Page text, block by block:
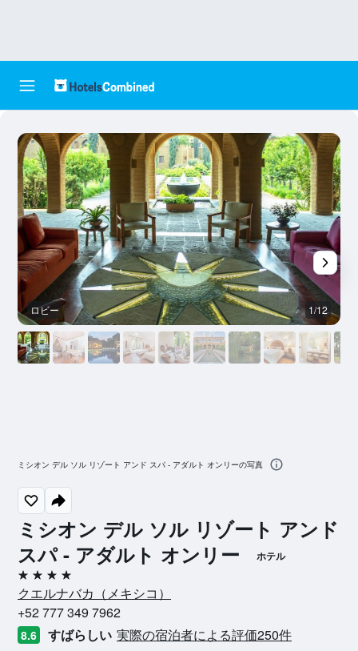
ミシオン デル ソル リゾート アンド
スパ - アダルト オンリー
ホテル
4つ星
クエルナバカ​（メキシコ​）​
+52 777 349 7962
8.6 すばらしい 実際の宿泊者による評価250​件
ロビー 1/12
ミシオン デル ソル リゾート アンド スパ - アダルト オンリーの写真